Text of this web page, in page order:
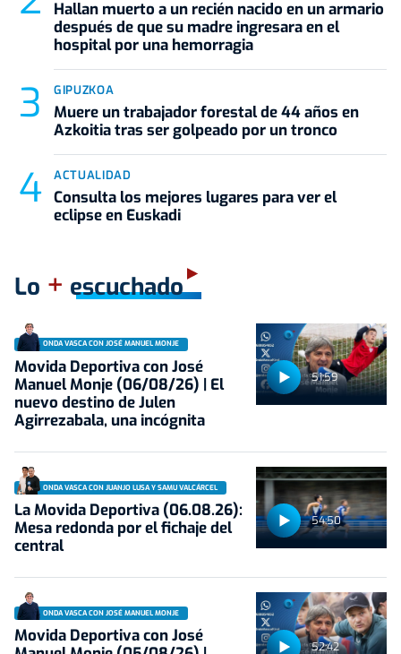
Hallan muerto a un recién nacido en un armario
después de que su madre ingresara en el
hospital por una hemorragia
GIPUZKOA
Muere un trabajador forestal de 44 años en
Azkoitia tras ser golpeado por un tronco
ACTUALIDAD
Consulta los mejores lugares para ver el
eclipse en Euskadi
Lo + escuchado
51:59
ONDA VASCA CON JOSÉ MANUEL MONJE
Movida Deportiva con José
Manuel Monje (06/08/26) | El
nuevo destino de Julen
Agirrezabala, una incógnita
54:50
ONDA VASCA CON JUANJO LUSA Y SAMU VALCÁRCEL
La Movida Deportiva (06.08.26):
Mesa redonda por el fichaje del
central
52:42
ONDA VASCA CON JOSÉ MANUEL MONJE
Movida Deportiva con José